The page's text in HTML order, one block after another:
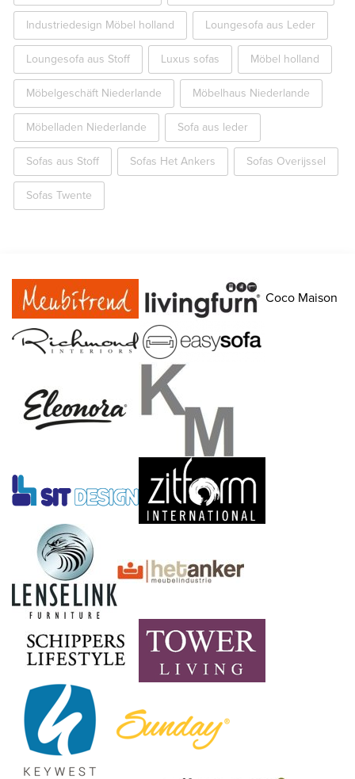
Industriedesign Möbel holland Loungesofa aus Leder
Loungesofa aus Stoff Luxus sofas Möbel holland
Möbelgeschäft Niederlande Möbelhaus Niederlande
Möbelladen Niederlande Sofa aus leder
Sofas aus Stoff Sofas Het Ankers Sofas Overijssel
Sofas Twente
Coco Maison